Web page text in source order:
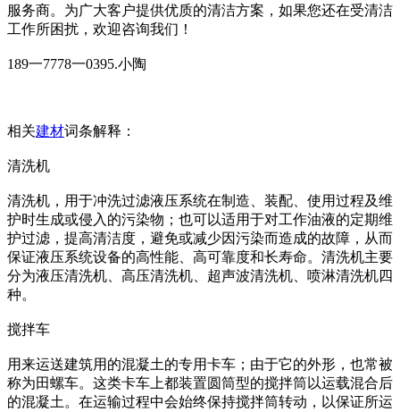
服务商。为广大客户提供优质的清洁方案，如果您还在受清洁
工作所困扰，欢迎咨询我们！
189一7778一0395.小陶
相关建材词条解释：
清洗机
清洗机，用于冲洗过滤液压系统在制造、装配、使用过程及维
护时生成或侵入的污染物；也可以适用于对工作油液的定期维
护过滤，提高清洁度，避免或减少因污染而造成的故障，从而
保证液压系统设备的高性能、高可靠度和长寿命。清洗机主要
分为液压清洗机、高压清洗机、超声波清洗机、喷淋清洗机四
种。
搅拌车
用来运送建筑用的混凝土的专用卡车；由于它的外形，也常被
称为田螺车。这类卡车上都装置圆筒型的搅拌筒以运载混合后
的混凝土。在运输过程中会始终保持搅拌筒转动，以保证所运